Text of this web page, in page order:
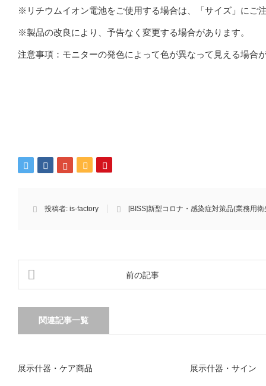
※リチウムイオン電池をご使用する場合は、「サイズ」にご
※製品の改良により、予告なく変更する場合があります。
注意事項：モニターの発色によって色が異なって見える場合
投稿者: is-factory [BISS]新型コロナ・感染症対策品(業務用衛
前の記事
関連記事一覧
展示什器・ケア商品 展示什器・サイン